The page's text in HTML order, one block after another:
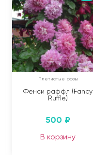
Плетистые розы
Фенси раффл (Fancy
Ruffle)
500 ₽
В корзину